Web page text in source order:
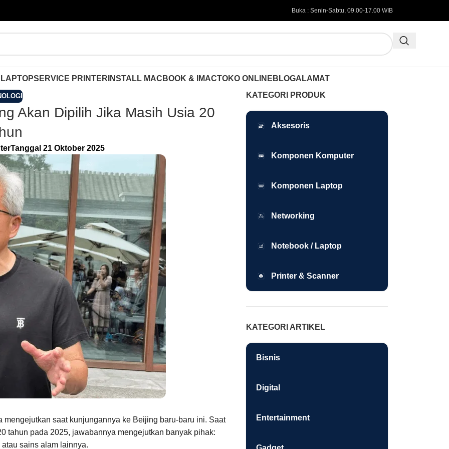
Buka : Senin-Sabtu, 09.00-17.00 WIB
SERVICE PRINTER INSTALL MACBOOK & IMACTOKO ONLINE BLOGALAMAT
Akan Dipilih Jika Masih Usia 20
Tanggal 21 Oktober 2025
saat kunjungannya ke Beijing baru-baru ini. Saat
tahun pada 2025, jawabannya mengejutkan banyak pihak:
sains alam lainnya.
KATEGORI PRODUK
Aksesoris
Komponen Komputer
Komponen Laptop
Networking
Notebook / Laptop
Printer & Scanner
KATEGORI ARTIKEL
Bisnis
Digital
Entertainment